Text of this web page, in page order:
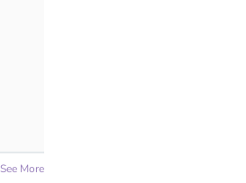
See More